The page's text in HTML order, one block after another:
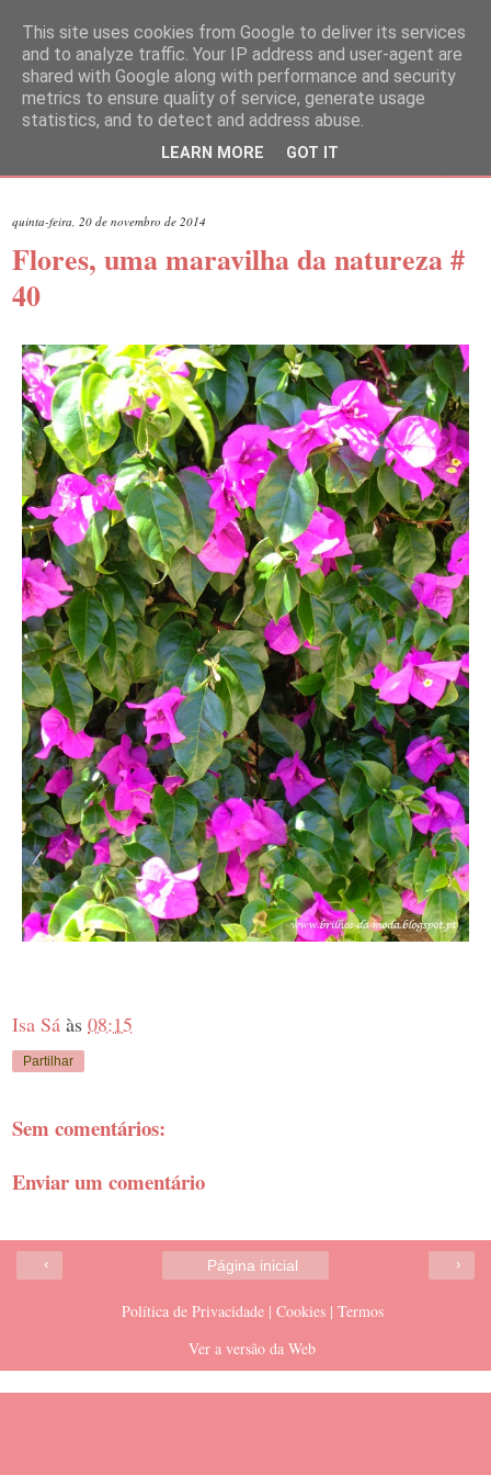
quinta-feira, 20 de novembro de 2014
Flores, uma maravilha da natureza #
40
Isa Sá às 08:15
Partilhar
Sem comentários:
Enviar um comentário
‹ ›
Página inicial
Política de Privacidade | Cookies | Termos
Ver a versão da Web
This site uses cookies from Google to deliver its services
and to analyze traffic. Your IP address and user-agent are
shared with Google along with performance and security
metrics to ensure quality of service, generate usage
statistics, and to detect and address abuse.
LEARN MORE GOT IT